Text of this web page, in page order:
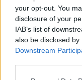
your opt-out. You
disclosure of your
IAB’s list of
also be disclosed
Downstream
AUTORE
Martina
ha